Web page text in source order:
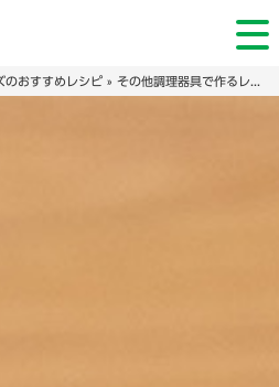
のおすすめレシピ» その他調理器具で作るレシピ